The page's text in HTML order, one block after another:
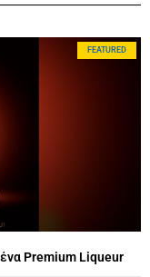
FEATURED
Premium Liqueur